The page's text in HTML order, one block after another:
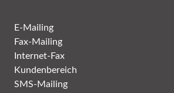
E-Mailing
Fax-Mailing
Internet-Fax
Kundenbereich
SMS-Mailing